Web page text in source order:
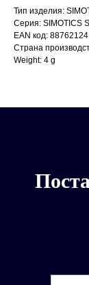
Тип изделия:
Серия: SIMOTICS S
EAN код:
Страна
Weight: 4 g